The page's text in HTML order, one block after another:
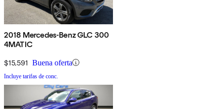
2018 Mercedes-Benz GLC 300
4MATIC
$15,591 Buena oferta
Incluye tarifas de conc.